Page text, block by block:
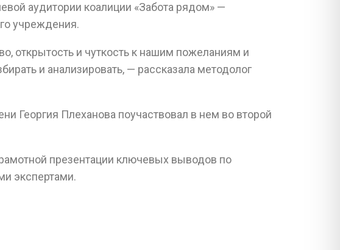
аудитории коалиции «Забота рядом» —
учреждения.
открытость и чуткость к нашим пожеланиям и
и анализировать, — рассказала методолог
Георгия Плеханова поучаствовал в нем во второй
презентации ключевых выводов по
экспертами.